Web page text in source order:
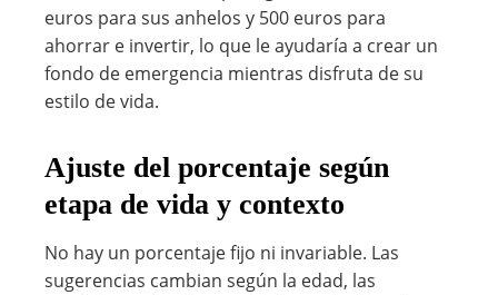
euros para sus anhelos y 500 euros para
ahorrar e invertir, lo que le ayudaría a crear un
fondo de emergencia mientras disfruta de su
estilo de vida.
Ajuste del porcentaje según
etapa de vida y contexto
No hay un porcentaje fijo ni invariable. Las
sugerencias cambian según la edad, las